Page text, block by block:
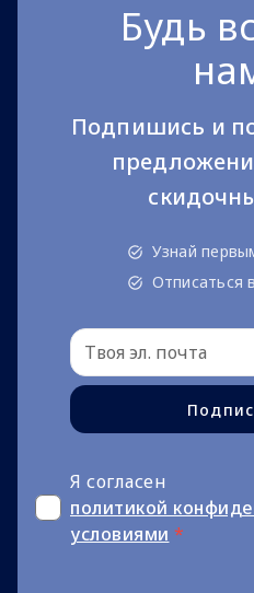
Будь
Подпишись и
Узнай
Отписаться
Я согласен
политикой
условиями *